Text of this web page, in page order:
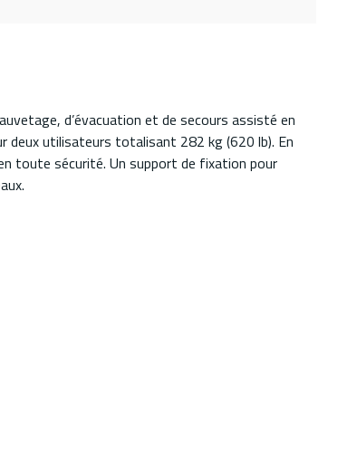
d’évacuation et de secours assisté en
deux utilisateurs totalisant 282 kg (620 lb). En
toute sécurité. Un support de fixation pour